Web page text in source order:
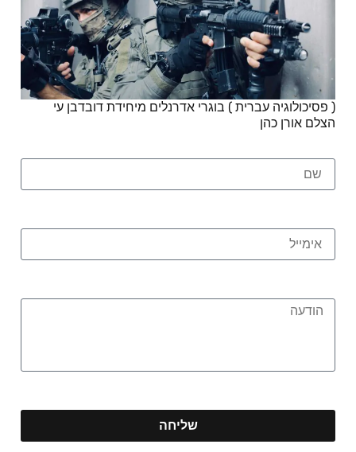
( פסיכולוגיה עברית ) בוגרי אדרנלים מיחידת דובדבן עי
הצלם אורן כהן
שליחה